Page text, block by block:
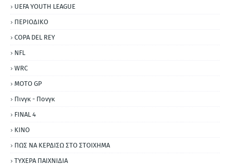
UEFA YOUTH LEAGUE
ΠΕΡΙΟΔΙΚΟ
COPA DEL REY
NFL
WRC
MOTO GP
Πινγκ - Πονγκ
FINAL 4
ΚΙΝΟ
ΠΩΣ ΝΑ ΚΕΡΔΙΣΩ ΣΤΟ ΣΤΟΙΧΗΜΑ
ΤΥΧΕΡΑ ΠΑΙΧΝΙΔΙΑ